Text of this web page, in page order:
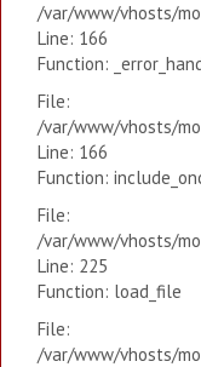
/var/www/vhosts/
Line: 166
Function:
File:
/var/www/vhosts/
Line: 166
Function:
File:
/var/www/vhosts/
Line: 225
Function: load_file
File:
/var/www/vhosts/